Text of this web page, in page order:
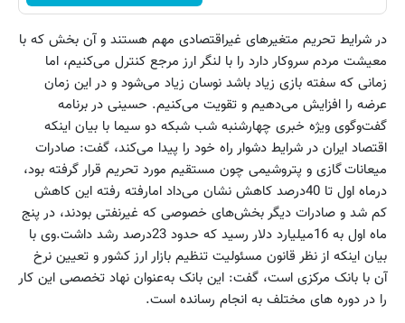
در شرایط تحریم متغیرهای غیراقتصادی مهم هستند و آن بخش که با
معیشت مردم سروکار دارد را با لنگر ارز مرجع کنترل می‌کنیم، اما
زمانی که سفته بازی زیاد باشد نوسان زیاد می‌شود و در این زمان
عرضه را افزایش می‌دهیم و تقویت می‌کنیم. حسینی در برنامه
گفت‌وگوی ویژه خبری چهارشنبه شب شبکه دو سیما با بیان اینکه
اقتصاد ایران در شرایط دشوار راه خود را پیدا می‌کند، گفت: صادرات
میعانات گازی و پتروشیمی چون مستقیم مورد تحریم قرار گرفته بود،
در‌ماه اول تا 40درصد کاهش نشان می‌داد امارفته رفته این کاهش
کم شد و صادرات دیگر بخش‌های خصوصی که غیرنفتی بودند، در پنج
‌ماه اول به 16میلیارد دلار رسید که حدود 23درصد رشد داشت.وی با
بیان اینکه از نظر قانون مسئولیت تنظیم بازار ارز کشور و تعیین نرخ
آن با بانک مرکزی است، گفت: این بانک به‌عنوان نهاد تخصصی این کار
را در دوره های مختلف به انجام رسانده است.